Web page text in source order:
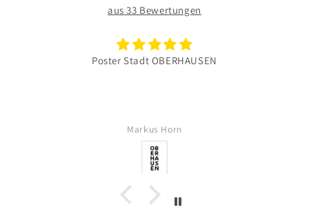
aus 33 Bewertungen
Poster Stadt OBERHAUSEN
Markus Horn